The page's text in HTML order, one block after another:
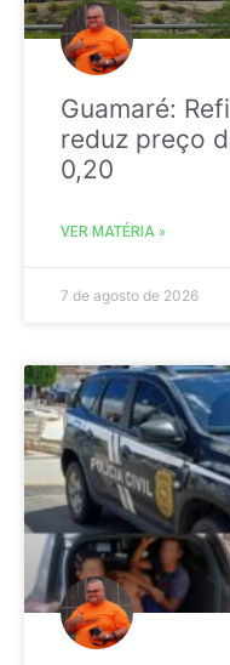
Guamaré:
reduz preço
0,20
VER MATÉRIA »
7 de agosto de 2026